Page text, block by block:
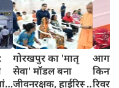
गोरखपुर का 'मातृ
सेवा' मॉडल बना
जीवनरक्षक, हाईरिस्क
आगरा
रिवर